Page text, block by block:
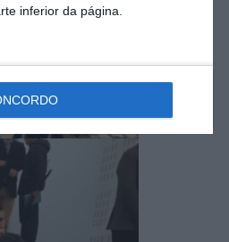
inferior da página.